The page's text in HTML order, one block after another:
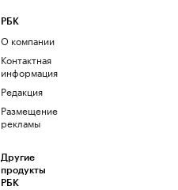
РБК
О компании
Контактная
информация
Редакция
Размещение
рекламы
Другие
продукты
РБК